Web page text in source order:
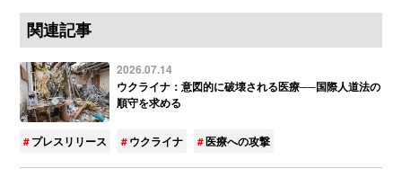
関連記事
2026.07.14
ウクライナ：意図的に破壊される医療──国際人道法の
順守を求める
プレスリリース ウクライナ 医療への攻撃